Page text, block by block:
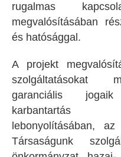
rugalmas
megvalósításában
és hatósággal.
A projekt
szolgáltatásokat
garanciális
karbantartás
lebonyolításában,
Társaságunk